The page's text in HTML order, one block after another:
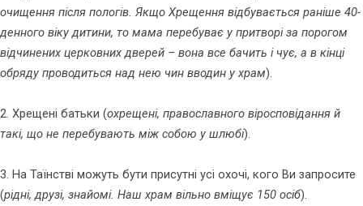
очищення після пологів. Якщо Хрещення відбувається раніше 40-
денного віку дитини, то мама перебуває у притворі за порогом
відчинених церковних дверей – вона все бачить і чує, а в кінці
обряду проводиться над нею чин вводин у храм).
2. Хрещені батьки (охрещені, православного віросповідання й
такі, що не перебувають між собою у шлюбі).
3. На Таїнстві можуть бути присутні усі охочі, кого Ви запросите
(рідні, друзі, знайомі. Наш храм вільно вміщує 150 осіб).